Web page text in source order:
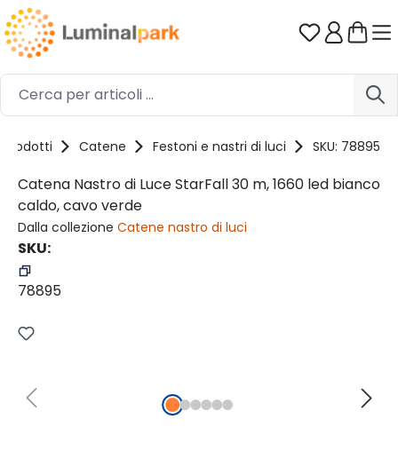
Passa al contenuto principale Hai 0
Prodotti Catene Festoni e nastri di luci SKU: 78895
Catena Nastro di Luce StarFall 30 m, 1660 led bianco
caldo, cavo verde
Dalla collezione Catene nastro di luci
SKU:
78895